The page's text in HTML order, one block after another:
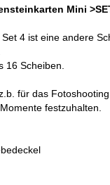
Mini
4 ist eine andere
16 Scheiben.
für das
festzuhalten.